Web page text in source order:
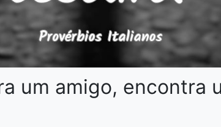
um amigo, encontra